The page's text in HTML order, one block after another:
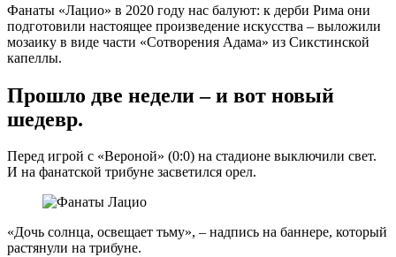
Фанаты «Лацио» в 2020 году нас балуют: к дерби Рима они
подготовили настоящее произведение искусства – выложили
мозаику в виде части «Сотворения Адама» из Сикстинской
капеллы.
Прошло две недели – и вот новый
шедевр.
Перед игрой с «Вероной» (0:0) на стадионе выключили свет.
И на фанатской трибуне засветился орел.
«Дочь солнца, освещает тьму», – надпись на баннере, который
растянули на трибуне.